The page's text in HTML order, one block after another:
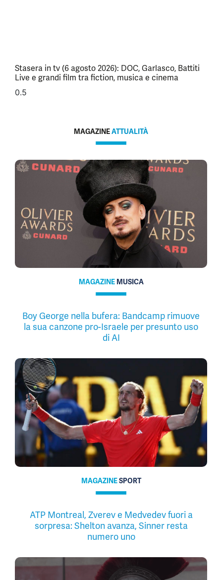
Stasera in tv (6 agosto 2026): DOC, Garlasco, Battiti
Live e grandi film tra fiction, musica e cinema
MAGAZINEATTUALITÀ
MAGAZINE MUSICA
Boy George nella bufera: Bandcamp rimuove
la sua canzone pro-Israele per presunto uso
di AI
MAGAZINESPORT
ATP Montreal, Zverev e Medvedev fuori a
sorpresa: Shelton avanza, Sinner resta
numero uno